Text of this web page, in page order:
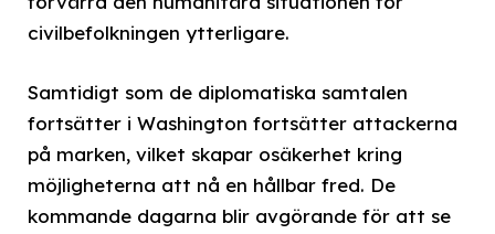
civilbefolkningen ytterligare.
Samtidigt som de diplomatiska samtalen
fortsätter i Washington fortsätter attackerna
på marken, vilket skapar osäkerhet kring
möjligheterna att nå en hållbar fred. De
kommande dagarna blir avgörande för att se